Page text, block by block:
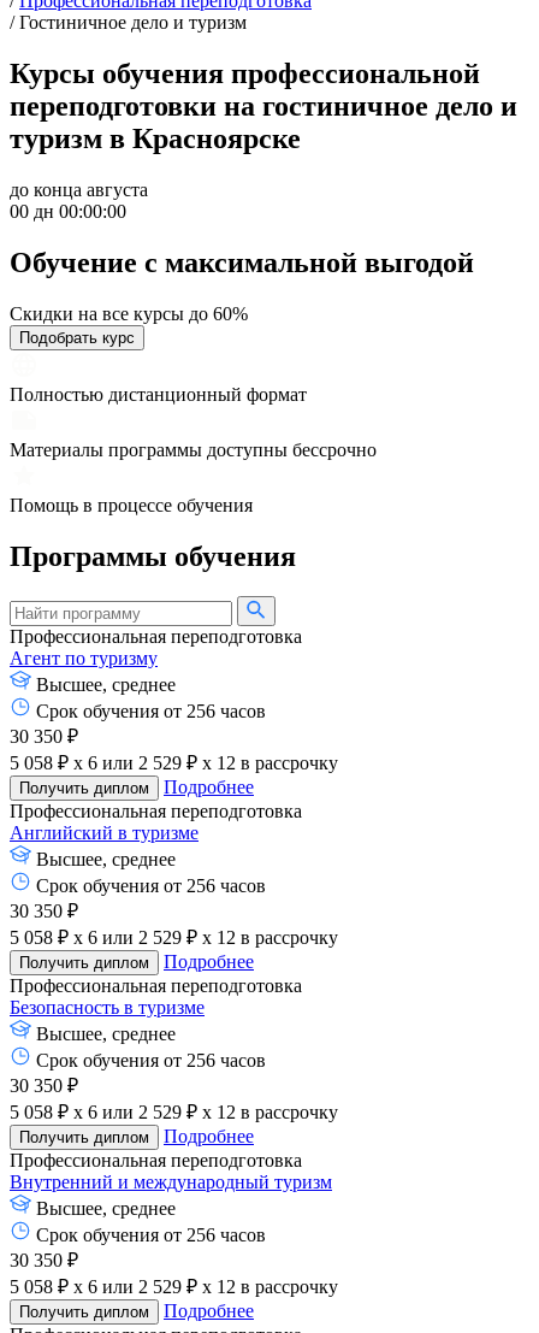
/ Гостиничное дело и туризм
Курсы обучения профессиональной
переподготовки на гостиничное дело и
туризм в Красноярске
до конца августа
00 дн 00:00:00
Обучение с максимальной выгодой
Скидки на все курсы до 60%
Подобрать курс
Полностью дистанционный формат
Материалы программы доступны бессрочно
Помощь в процессе обучения
Программы обучения
Профессиональная переподготовка
Агент по туризму
Высшее, среднее
Срок обучения от 256 часов
30 350 ₽
5 058 ₽ x 6 или 2 529 ₽ x 12 в рассрочку
Получить диплом
Подробнее
Профессиональная переподготовка
Английский в туризме
Высшее, среднее
Срок обучения от 256 часов
30 350 ₽
5 058 ₽ x 6 или 2 529 ₽ x 12 в рассрочку
Получить диплом
Подробнее
Профессиональная переподготовка
Безопасность в туризме
Высшее, среднее
Срок обучения от 256 часов
30 350 ₽
5 058 ₽ x 6 или 2 529 ₽ x 12 в рассрочку
Получить диплом
Подробнее
Профессиональная переподготовка
Внутренний и международный туризм
Высшее, среднее
Срок обучения от 256 часов
30 350 ₽
5 058 ₽ x 6 или 2 529 ₽ x 12 в рассрочку
Получить диплом
Подробнее